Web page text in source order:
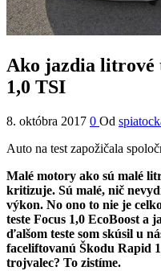
Ako jazdia litrové
1,0 TSI
8. októbra 2017 0 Od
Auto na test zapožičala
Malé motory ako sú malé
kritizuje. Sú malé, nič
výkon. No ono to nie je
teste Focus 1,0 EcoBoost a
ďalšom teste som skúsil u
faceliftovanú Škodu Rapid
trojvalec? To zistíme.